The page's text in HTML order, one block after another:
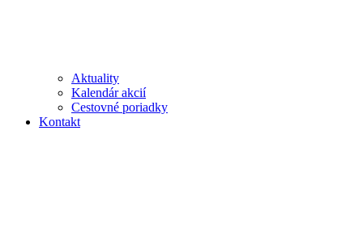
Aktuality
Kalendár akcií
Cestovné poriadky
Kontakt